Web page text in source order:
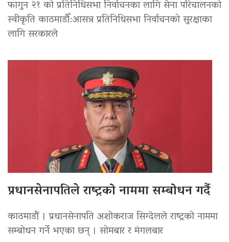
फागुन २१ को प्रतिनिधिसभा निर्वाचनका लागि सेना परिचालनको
स्वीकृति काठमाडौँ:आसन्न प्रतिनिधिसभा निर्वाचनको सुरक्षाका
लागि सरकारले
प्रधानसेनापतिले राष्ट्रको नाममा सम्बोधन गर्दै
काठमाडौं । प्रधानसेनापति अशोकराज सिग्देलले राष्ट्रको नाममा
सम्बोधन गर्ने भएका छन् । सोमबार र मंगलबार